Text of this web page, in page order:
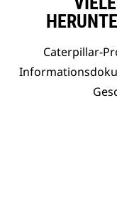
Caterpillar-